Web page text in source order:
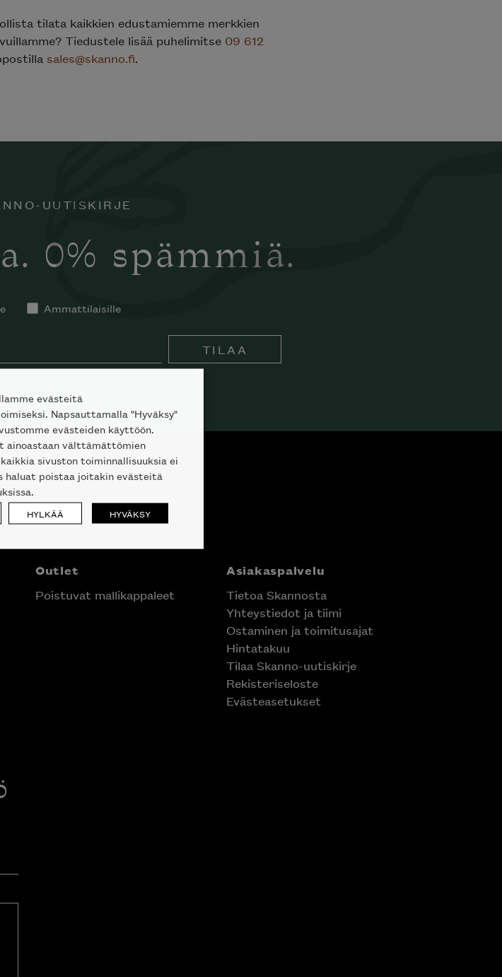
tilata kaikkien edustamiemme merkkien
Tiedustele lisää puhelimitse 09 612
sales@skanno.fi.
UUTISKIRJE
0% spämmiä.
Ammattilaisille
TILAA
Outlet
Poistuvat mallikappaleet
Asiakaspalvelu
Tietoa Skannosta
Yhteystiedot ja tiimi
Ostaminen ja toimitusajat
Hintatakuu
Tilaa Skanno-uutiskirje
Rekisteriseloste
Evästeasetukset
evästeitä
Napsauttamalla "Hyväksy"
evästeiden käyttöön.
ainoastaan välttämättömien
sivuston toiminnallisuuksia ei
haluat poistaa joitakin evästeitä
HYLKÄÄ HYVÄKSY